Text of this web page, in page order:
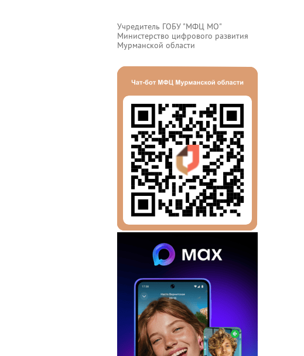
Учредитель ГОБУ "МФЦ МО"
Министерство цифрового развития
Мурманской области